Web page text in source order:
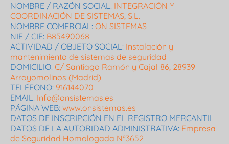
NOMBRE / RAZÓN SOCIAL: INTEGRACIÓN Y
COORDINACIÓN DE SISTEMAS, S.L.
NOMBRE COMERCIAL: ON SISTEMAS
NIF / CIF: B85490068
ACTIVIDAD / OBJETO SOCIAL: Instalación y
mantenimiento de sistemas de seguridad
DOMICILIO: C/ Santiago Ramón y Cajal 86, 28939
Arroyomolinos (Madrid)
TELÉFONO: 916144070
EMAIL: Info@onsistemas.es
PÁGINA WEB: www.onsistemas.es
DATOS DE INSCRIPCIÓN EN EL REGISTRO MERCANTIL
DATOS DE LA AUTORIDAD ADMINISTRATIVA: Empresa
de Seguridad Homologada Nº3652